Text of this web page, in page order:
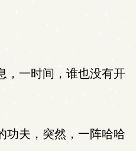
一时间，谁也没有开
夫，突然，一阵哈哈